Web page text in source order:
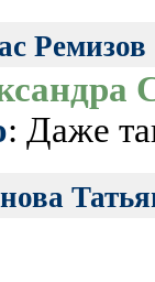
Ремизов
: Даже